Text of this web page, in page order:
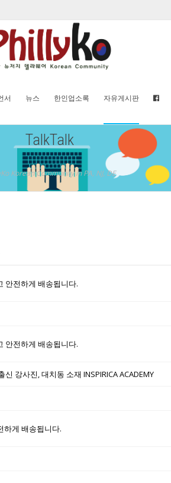
서 뉴스 한인업소록 자유게시판
TalkTalk
Korean Community in PA, NJ, DE
안전하게 배송됩니다.
안전하게 배송됩니다.
강사진, 대치동 소재 INSPIRICA ACADEMY
하게 배송됩니다.